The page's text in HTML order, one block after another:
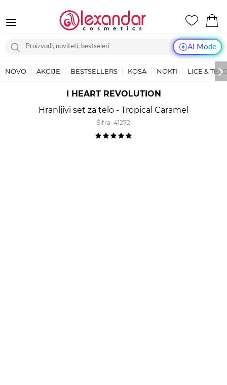
AI Mode
NOVO AKCIJE BESTSELLERS KOSA NOKTI LICE &
I HEART REVOLUTION
Hranljivi set za telo - Tropical Caramel
Šifra: 41272